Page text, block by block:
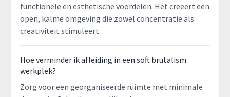
functionele en esthetische voordelen. Het creëert een
open, kalme omgeving die zowel concentratie als
creativiteit stimuleert.
Hoe verminder ik afleiding in een soft brutalism
werkplek?
Zorg voor een georganiseerde ruimte met minimale